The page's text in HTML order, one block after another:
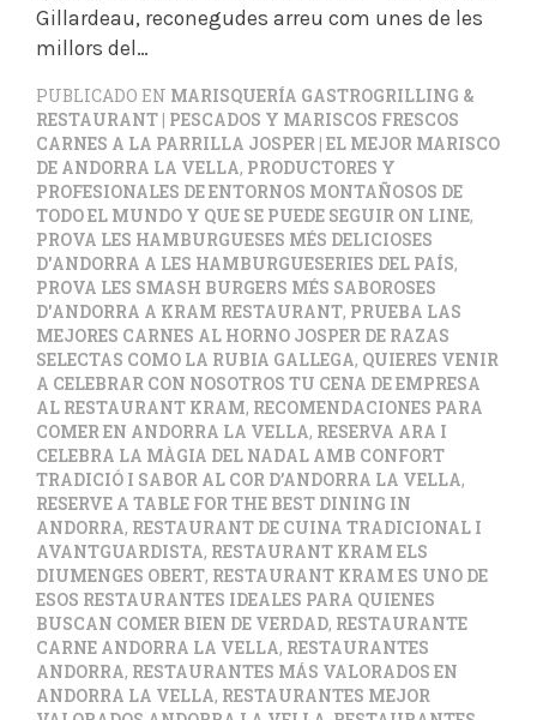
Gillardeau, reconegudes arreu com unes de les
millors del…
PUBLICADO EN MARISQUERÍA GASTROGRILLING &
RESTAURANT | PESCADOS Y MARISCOS FRESCOS
CARNES A LA PARRILLA JOSPER | EL MEJOR MARISCO
DE ANDORRA LA VELLA, PRODUCTORES Y
PROFESIONALES DE ENTORNOS MONTAÑOSOS DE
TODO EL MUNDO Y QUE SE PUEDE SEGUIR ON LINE,
PROVA LES HAMBURGUESES MÉS DELICIOSES
D'ANDORRA A LES HAMBURGUESERIES DEL PAÍS,
PROVA LES SMASH BURGERS MÉS SABOROSES
D'ANDORRA A KRAM RESTAURANT, PRUEBA LAS
MEJORES CARNES AL HORNO JOSPER DE RAZAS
SELECTAS COMO LA RUBIA GALLEGA, QUIERES VENIR
A CELEBRAR CON NOSOTROS TU CENA DE EMPRESA
AL RESTAURANT KRAM, RECOMENDACIONES PARA
COMER EN ANDORRA LA VELLA, RESERVA ARA I
CELEBRA LA MÀGIA DEL NADAL AMB CONFORT
TRADICIÓ I SABOR AL COR D’ANDORRA LA VELLA,
RESERVE A TABLE FOR THE BEST DINING IN
ANDORRA, RESTAURANT DE CUINA TRADICIONAL I
AVANTGUARDISTA, RESTAURANT KRAM ELS
DIUMENGES OBERT, RESTAURANT KRAM ES UNO DE
ESOS RESTAURANTES IDEALES PARA QUIENES
BUSCAN COMER BIEN DE VERDAD, RESTAURANTE
CARNE ANDORRA LA VELLA, RESTAURANTES
ANDORRA, RESTAURANTES MÁS VALORADOS EN
ANDORRA LA VELLA, RESTAURANTES MEJOR